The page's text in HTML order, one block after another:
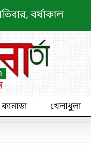
বর্ষাকাল
কানাডা খেলাধুলা